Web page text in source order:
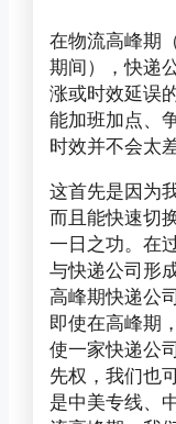
在物流高峰期
期间），快递
涨或时效延误
能加班加点、
时效并不会太
这首先是因为
而且能快速切
一日之功。在
与快递公司形
高峰期快递公
即使在高峰期
使一家快递公
先权，我们也
是中美专线、